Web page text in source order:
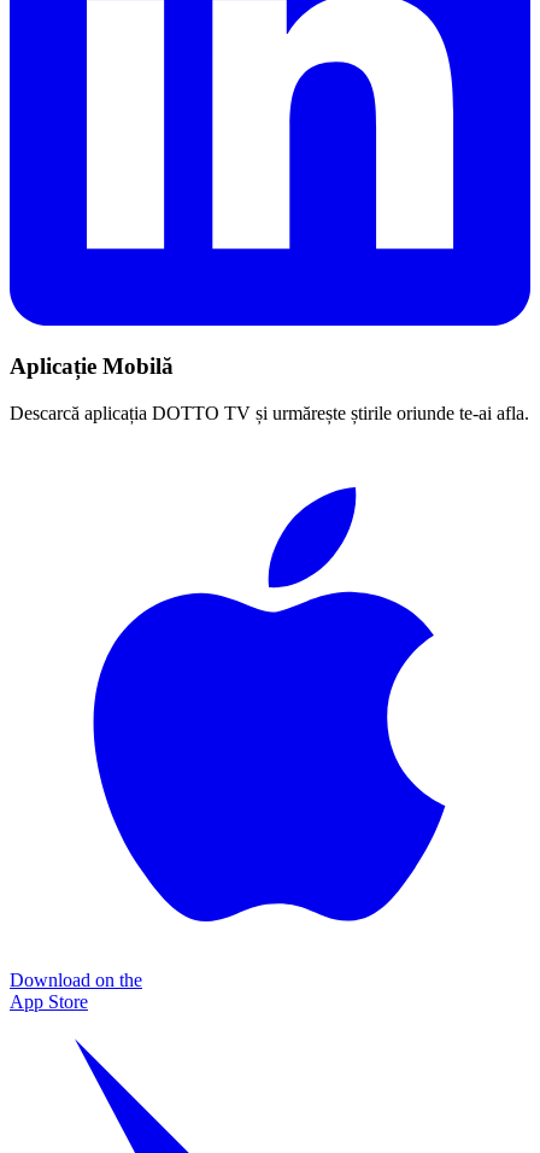
Aplicație Mobilă
Descarcă aplicația DOTTO TV și urmărește știrile oriunde te-ai afla.
Download on the
App Store